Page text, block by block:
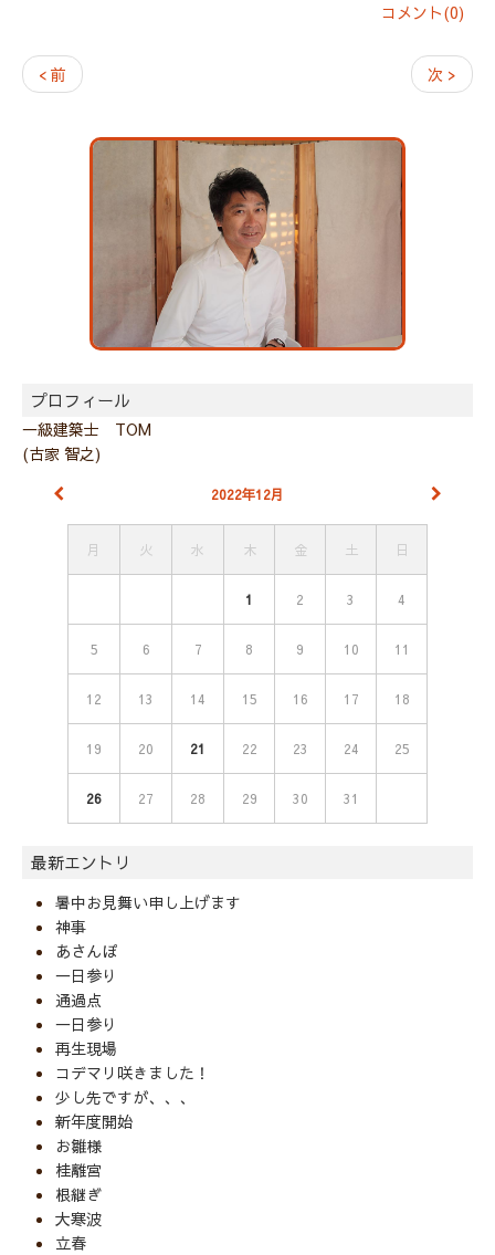
コメント(0)
< 前 次 >
プロフィール
一級建築士 TOM
(古家 智之)
2022年12月
月 火 水 木 金 土 日
1 2 3 4
5 6 7 8 9 10 11
12 13 14 15 16 17 18
19 20 21 22 23 24 25
26 27 28 29 30 31
最新エントリ
暑中お見舞い申し上げます
神事
あさんぽ
一日参り
通過点
一日参り
再生現場
コデマリ咲きました！
少し先ですが、、、
新年度開始
お雛様
桂離宮
根継ぎ
大寒波
立春